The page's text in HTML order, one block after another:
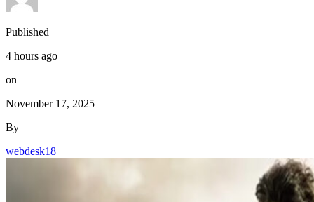
Published
4 hours ago
on
November 17, 2025
By
webdesk18